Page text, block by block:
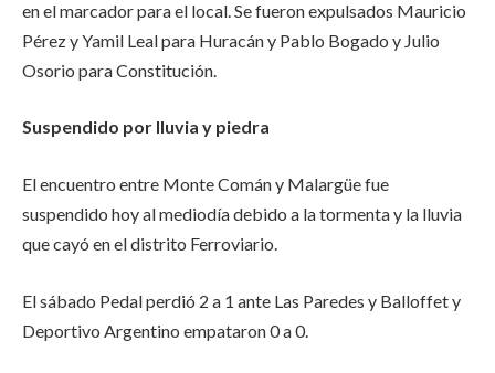
en el marcador para el local. Se fueron expulsados Mauricio
Pérez y Yamil Leal para Huracán y Pablo Bogado y Julio
Osorio para Constitución.
Suspendido por lluvia y piedra
El encuentro entre Monte Comán y Malargüe fue
suspendido hoy al mediodía debido a la tormenta y la lluvia
que cayó en el distrito Ferroviario.
El sábado Pedal perdió 2 a 1 ante Las Paredes y Balloffet y
Deportivo Argentino empataron 0 a 0.